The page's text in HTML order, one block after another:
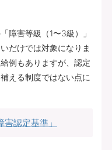
障害等級（1〜3級）」
だけでは対象になりま
例もありますが、認定
える制度ではない点に
認定基準」